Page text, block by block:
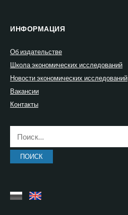
ИНФОРМАЦИЯ
Об издательстве
Школа экономических исследований
Новости экономических исследований
Вакансии
Контакты